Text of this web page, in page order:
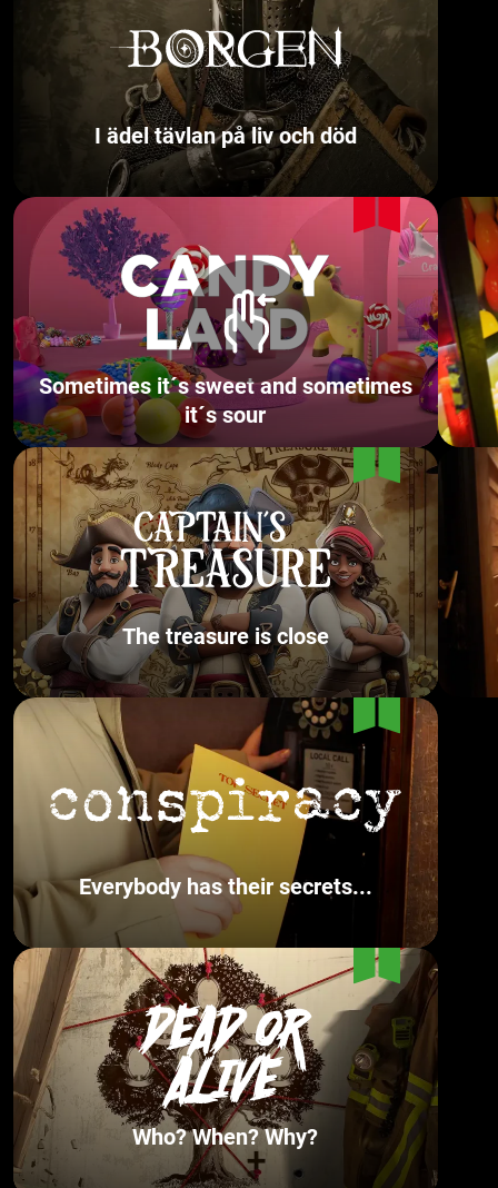
I ädel tävlan på liv och död
Sometimes it´s sweet and sometimes
it´s sour
The treasure is close
Everybody has their secrets...
Who? When? Why?